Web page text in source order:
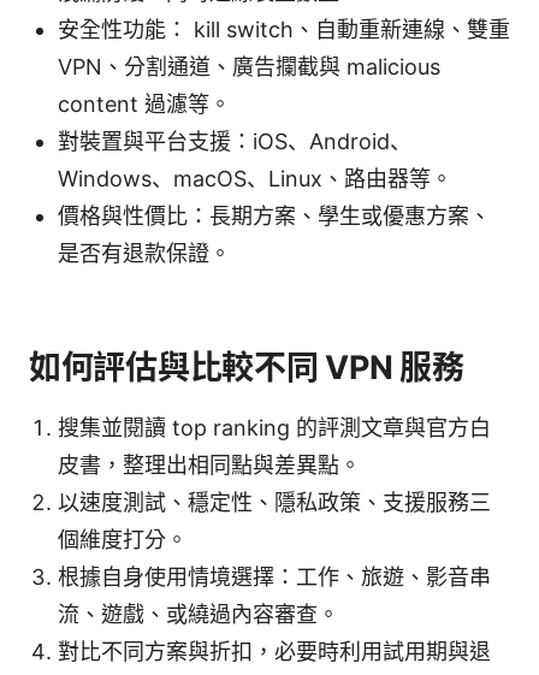
安全性功能： kill switch、自動重新連線、雙重
VPN、分割通道、廣告攔截與 malicious
content 過濾等。
對裝置與平台支援：iOS、Android、
Windows、macOS、Linux、路由器等。
價格與性價比：長期方案、學生或優惠方案、
是否有退款保證。
如何評估與比較不同 VPN 服務
搜集並閱讀 top ranking 的評測文章與官方白
皮書，整理出相同點與差異點。
以速度測試、穩定性、隱私政策、支援服務三
個維度打分。
根據自身使用情境選擇：工作、旅遊、影音串
流、遊戲、或繞過內容審查。
對比不同方案與折扣，必要時利用試用期與退